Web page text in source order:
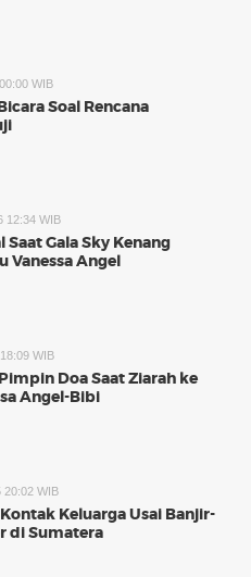
WIB
Soal Rencana
12:34 WIB
Saat Gala Sky Kenang
Vanessa Angel
WIB
Doa Saat Ziarah ke
Angel-Bibi
20:02 WIB
Kontak Keluarga Usai Banjir-
di Sumatera